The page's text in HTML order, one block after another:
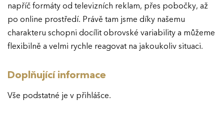
napříč formáty od televizních reklam, přes pobočky, až
po online prostředí. Právě tam jsme díky našemu
charakteru schopni docílit obrovské variability a můžeme
flexibilně a velmi rychle reagovat na jakoukoliv situaci.
Doplňující informace
Vše podstatné je v přihlášce.